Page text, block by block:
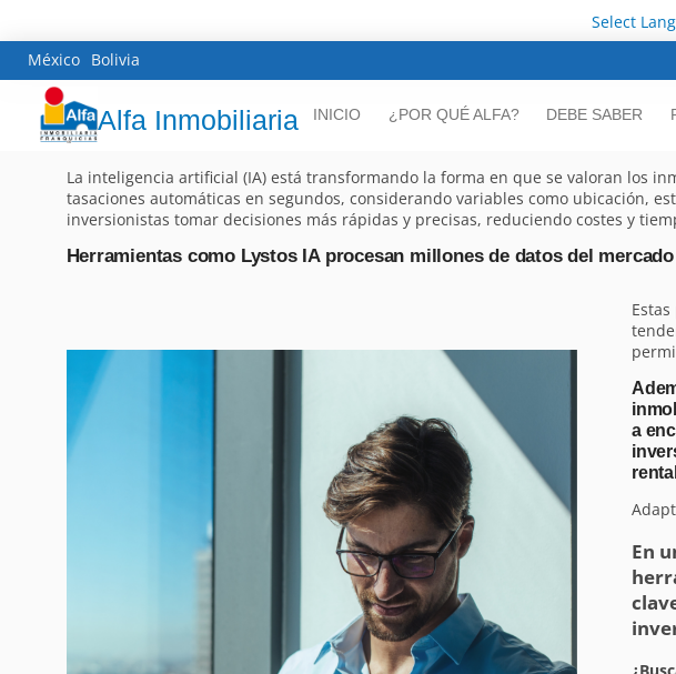
Select
México Bolivia
Alfa Inmobiliaria INICIO ¿POR QUÉ ALFA? DEBE SABER
La inteligencia artificial (IA) está transformando la forma en que se valoran los
tasaciones automáticas en segundos, considerando variables como ubicación,
inversionistas tomar decisiones más rápidas y precisas, reduciendo costes y
Herramientas como Lystos IA procesan millones de datos del
a
En